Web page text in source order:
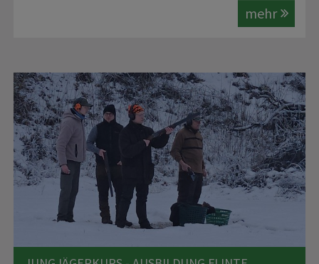
mehr